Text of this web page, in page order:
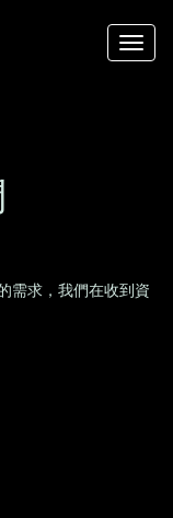
Toggle
需求，我們在收到資